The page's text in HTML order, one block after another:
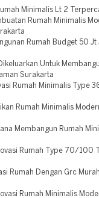
Minimalis Lt 2
Rumah Minimalis
Rumah Budget 50 Jt
Untuk
Surakarta
Rumah Minimalis Type
Rumah Minimalis
Membangun Rumah
Rumah Type 70/100
Rumah Dengan Grc
Rumah Minimalis